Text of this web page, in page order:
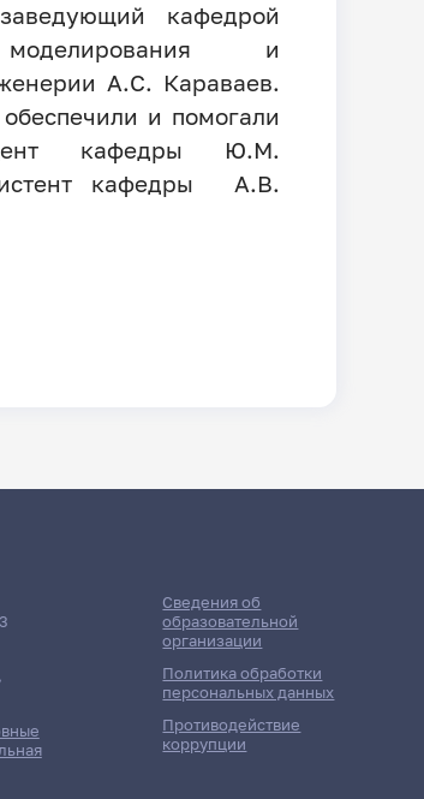
кафедрой
и
А.С. Караваев.
и помогали
кафедры Ю.М.
кафедры А.В.
,
Сведения об
образовательной
организации
Политика обработки
персональных данных
Противодействие
коррупции